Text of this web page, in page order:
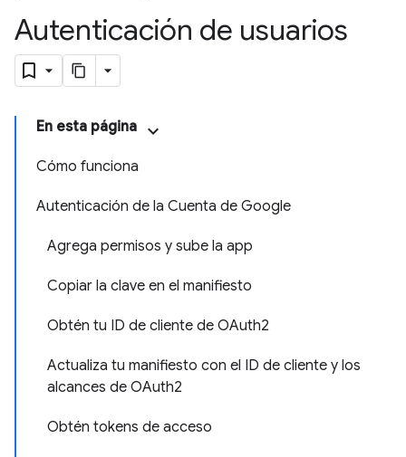
Autenticación de usuarios
En esta página
Cómo funciona
Autenticación de la Cuenta de Google
Agrega permisos y sube la app
Copiar la clave en el manifiesto
Obtén tu ID de cliente de OAuth2
Actualiza tu manifiesto con el ID de cliente y los
alcances de OAuth2
Obtén tokens de acceso